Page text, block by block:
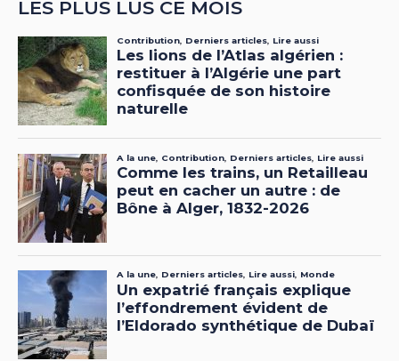
LES PLUS LUS CE MOIS